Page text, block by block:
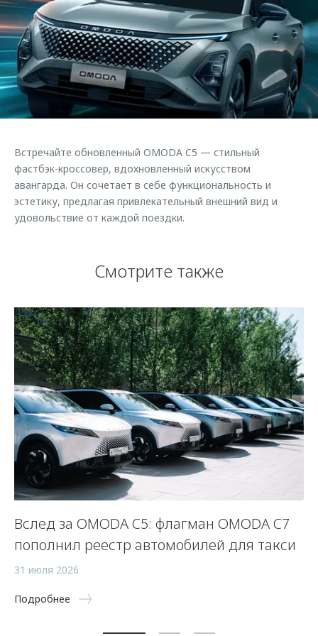
Страхование
Кредитный калькулятор
Аксессуары
Одежда и сувениры
Оригинальные аксессуары
Трейд-ин
Калькулятор трейд-ин
Клиентская поддержка
O&J Автоклуб
Клуб владельцев OMODA
Приложение O&J
Аксессуары
Оригинальные аксессуары
Запчасти
Обратная связь
Встречайте обновленный OMODA C5 — стильный
фастбэк-кроссовер, вдохновленный искусством
авангарда. Он сочетает в себе функциональность и
эстетику, предлагая привлекательный внешний вид и
удовольствие от каждой поездки.
Смотрите также
Вслед за OMODA C5: флагман OMODA C7
пополнил реестр автомобилей для такси
31 июля 2026
Подробнее